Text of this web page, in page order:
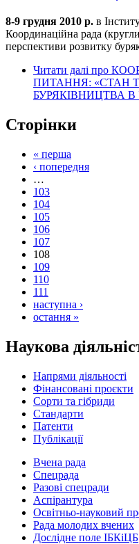
8-9 грудня 2010 р. в
Координаційна рада
перспективи розвитку
Читати далі про
ПИТАННЯ: «СТАН
БУРЯКІВНИЦТВА В
Сторінки
« перша
‹ попередня
…
103
104
105
106
107
108
109
110
111
наступна ›
остання »
Наукова
Напрями діяльності
Фінансовані проєкти
Сорти та гібриди
Стандарти
Патенти
Публікації
Вчена рада
Спецрада
Разові спецради
Аспірантура
Освітньо-науковий
Рада молодих вчених
Дослідне поле ІБКіЦБ